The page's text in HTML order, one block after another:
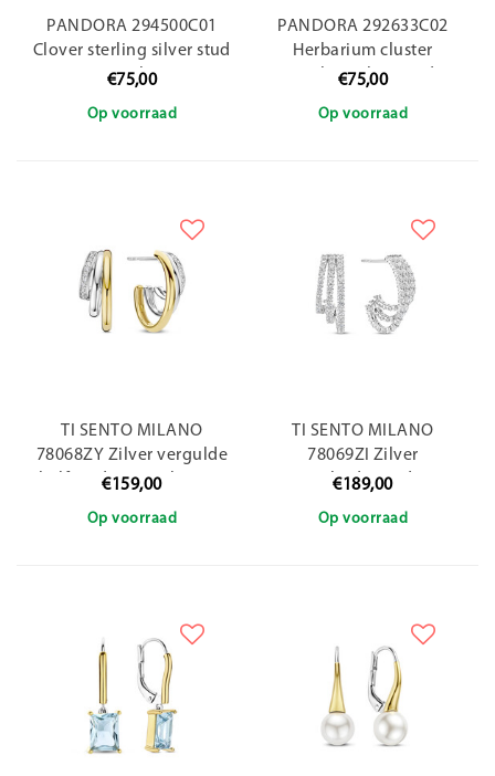
PANDORA 294500C01
Clover sterling silver stud
earrings with zirconia
€75,00
Op voorraad
PANDORA 292633C02
Herbarium cluster
sterling silver stud
€75,00
Op voorraad
TI SENTO MILANO
78068ZY Zilver vergulde
halfronde oorstekers, 3-
€159,00
Op voorraad
TI SENTO MILANO
78069ZI Zilver
gerhodineerde
baans zirconia's
€189,00
Op voorraad